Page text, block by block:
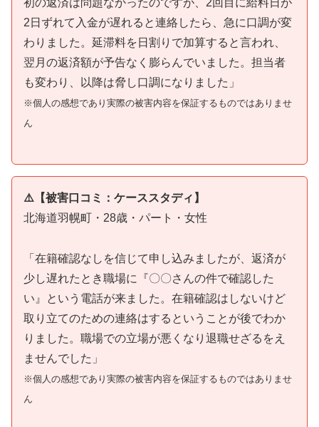
2日ずれて入金が遅れると連絡したら、急に口調が変
わりました。延滞料を日割りで加算すると言われ、
翌月の返済額が予告なく膨らんでいました。担当者
も変わり、以降は脅し口調になりました」
※個人の感想であり実際の被害内容を保証するものではありませ
ん
⚠️【被害口コミ：ケーススタディ】
北海道羽幌町・28歳・パート・女性
「在籍確認なしを信じて申し込みましたが、返済が
少し遅れたとき職場に『〇〇さんの件で確認した
い』という電話が来ました。在籍確認はしないけど
取り立てのための連絡はするということが後でわか
りました。職場での立場が悪くなり退職せざるをえ
ませんでした」
※個人の感想であり実際の被害内容を保証するものではありませ
ん